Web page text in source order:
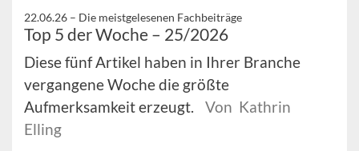
22.06.26 – Die meistgelesenen Fachbeiträge
Top 5 der Woche – 25/2026
Diese fünf Artikel haben in Ihrer Branche
vergangene Woche die größte
Aufmerksamkeit erzeugt.
Von Kathrin
Elling